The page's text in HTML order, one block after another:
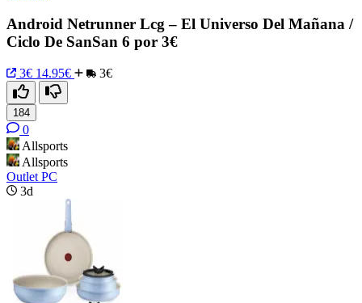
Android Netrunner Lcg – El Universo Del Mañana /
Ciclo De SanSan 6 por 3€
3€ 14.95€ 3€
184
0
Allsports
Allsports
Outlet PC
3d